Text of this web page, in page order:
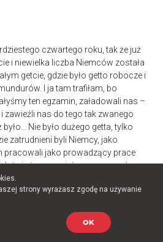
czwartego roku, tak że już
i niewielka liczba Niemców została
getcie, gdzie było getto robocze i
I ja tam trafiłam, bo
ten egzamin, załadowali nas –
i zawieźli nas do tego tak zwanego
Nie było dużego getta, tylko
zatrudnieni byli Niemcy, jako
pracowali jako prowadzący prace
że ja tam musiałam pracować przy
Byłam na tak zwanej
mundurów. Przyszywałam
strony wyrażasz zgodę na używanie
OK